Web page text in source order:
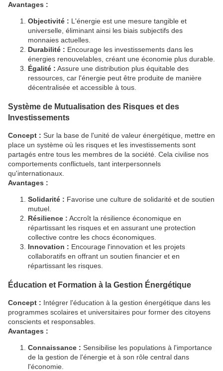
Avantages :
Objectivité : L'énergie est une mesure tangible et
universelle, éliminant ainsi les biais subjectifs des
monnaies actuelles.
Durabilité : Encourage les investissements dans les
énergies renouvelables, créant une économie plus durable.
Égalité : Assure une distribution plus équitable des
ressources, car l'énergie peut être produite de manière
décentralisée et accessible à tous.
Système de Mutualisation des Risques et des
Investissements
Concept : Sur la base de l'unité de valeur énergétique, mettre en
place un système où les risques et les investissements sont
partagés entre tous les membres de la société. Cela civilise nos
comportements conflictuels, tant interpersonnels
qu'internationaux.
Avantages :
Solidarité : Favorise une culture de solidarité et de soutien
mutuel.
Résilience : Accroît la résilience économique en
répartissant les risques et en assurant une protection
collective contre les chocs économiques.
Innovation : Encourage l'innovation et les projets
collaboratifs en offrant un soutien financier et en
répartissant les risques.
Éducation et Formation à la Gestion Énergétique
Concept : Intégrer l'éducation à la gestion énergétique dans les
programmes scolaires et universitaires pour former des citoyens
conscients et responsables.
Avantages :
Connaissance : Sensibilise les populations à l'importance
de la gestion de l'énergie et à son rôle central dans
l'économie.